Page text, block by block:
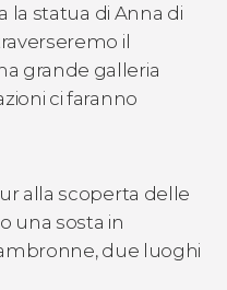
la statua di Anna di
il
grande galleria
ci faranno
alla scoperta delle
una sosta in
due luoghi